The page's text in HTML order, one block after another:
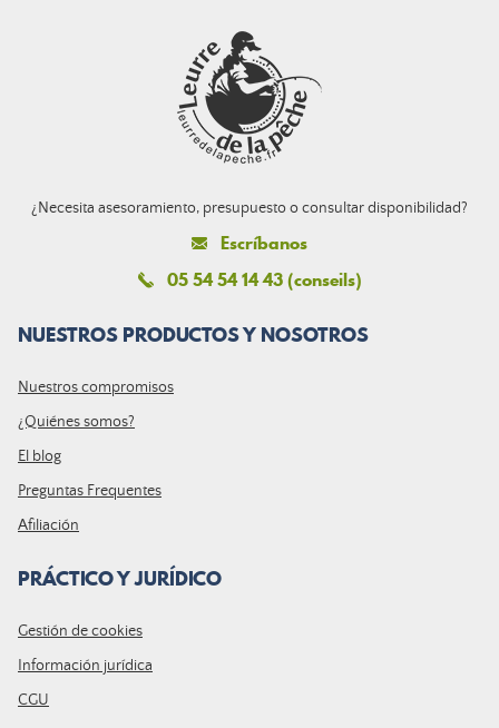
¿Necesita asesoramiento, presupuesto o consultar disponibilidad?
Escríbanos
05 54 54 14 43 (conseils)
NUESTROS PRODUCTOS Y NOSOTROS
Nuestros compromisos
¿Quiénes somos?
El blog
Preguntas Frequentes
Afiliación
PRÁCTICO Y JURÍDICO
Gestión de cookies
Información jurídica
CGU